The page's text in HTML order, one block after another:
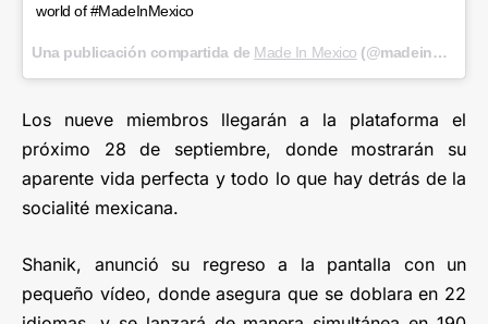
world of #MadeInMexico
Una publicación compartida de Made In Mexico (@madeinmexico) el
Los nueve miembros llegarán a la plataforma el
próximo 28 de septiembre, donde mostrarán su
aparente vida perfecta y todo lo que hay detrás de la
socialité mexicana.
Shanik, anunció su regreso a la pantalla con un
pequeño vídeo, donde asegura que se doblara en 22